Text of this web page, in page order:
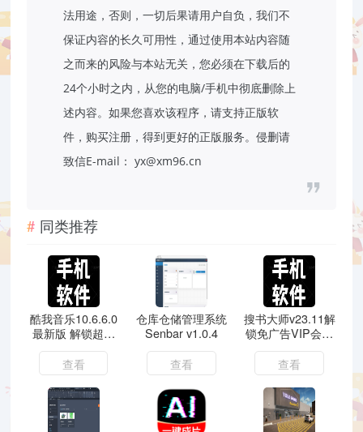
法用途，否则，一切后果请用户自负，我们不
保证内容的长久可用性，通过使用本站内容随
之而来的风险与本站无关，您必须在下载后的
24个小时之内，从您的电脑/手机中彻底删除上
述内容。如果您喜欢该程序，请支持正版软
件，购买注册，得到更好的正版服务。侵删请
致信E-mail： yx@xm96.cn
同类推荐
酷我音乐10.6.6.0
最新版 解锁超级
会员无限制下载
查看
仓库仓储管理系统
Senbar v1.0.4
查看
搜书大师v23.11解
锁免广告VIP会员
版 / 内置书源
查看